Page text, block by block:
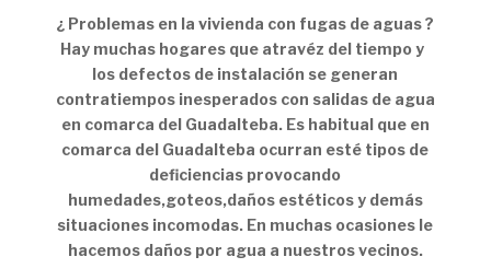
¿ Problemas en la vivienda con fugas de aguas ?
Hay muchas hogares que atravéz del tiempo y
los defectos de instalación se generan
contratiempos inesperados con salidas de agua
en comarca del Guadalteba. Es habitual que en
comarca del Guadalteba ocurran esté tipos de
deficiencias provocando
humedades,goteos,daños estéticos y demás
situaciones incomodas. En muchas ocasiones le
hacemos daños por agua a nuestros vecinos.